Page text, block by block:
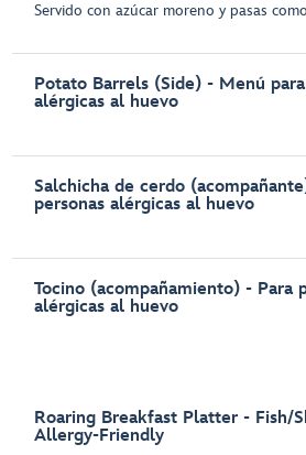
Servido con azúcar moreno y pasas
Potato Barrels (Side) - Menú
alérgicas al huevo
Salchicha de cerdo
personas alérgicas al huevo
Tocino (acompañamiento) - Para
alérgicas al huevo
Roaring Breakfast Platter - Fish/
Allergy-Friendly